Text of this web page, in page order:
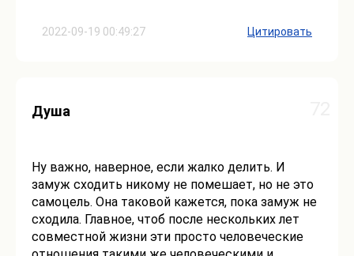
2022-09-19 00:49:27 Цитировать
Душа
Ну важно, наверное, если жалко делить. И
замуж сходить никому не помешает, но не это
самоцель. Она таковой кажется, пока замуж не
сходила. Главное, чтоб после нескольких лет
совместной жизни эти просто человеческие